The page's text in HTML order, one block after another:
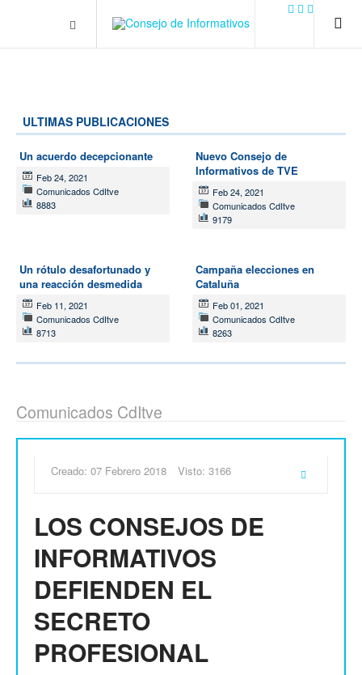
url('../../images/contact.png') 0 0 no-repeat; color: #eaeaea; padding:
ULTIMAS PUBLICACIONES
Un acuerdo decepcionante
Feb 24, 2021
Comunicados CdItve
8883
Nuevo Consejo de
Informativos de TVE
Feb 24, 2021
Comunicados CdItve
9179
Un rótulo desafortunado y
una reacción desmedida
Feb 11, 2021
Comunicados CdItve
8713
Campaña elecciones en
Cataluña
Feb 01, 2021
Comunicados CdItve
8263
Comunicados CdItve
Creado: 07 Febrero 2018 Visto: 3166
LOS CONSEJOS DE
INFORMATIVOS
DEFIENDEN EL
SECRETO
PROFESIONAL